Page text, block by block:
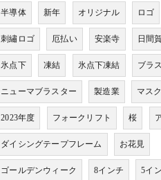
半導体 新年 オリジナル ロゴ
刺繡ロゴ 厄払い 安楽寺 日間
氷点下 凍結 氷点下凍結 ブラ
ニューマブラスター 製造業 マスク
2023年度 フォークリフト 桜
ダイシングテープフレーム お花見
ゴールデンウィーク 8インチ 5イ